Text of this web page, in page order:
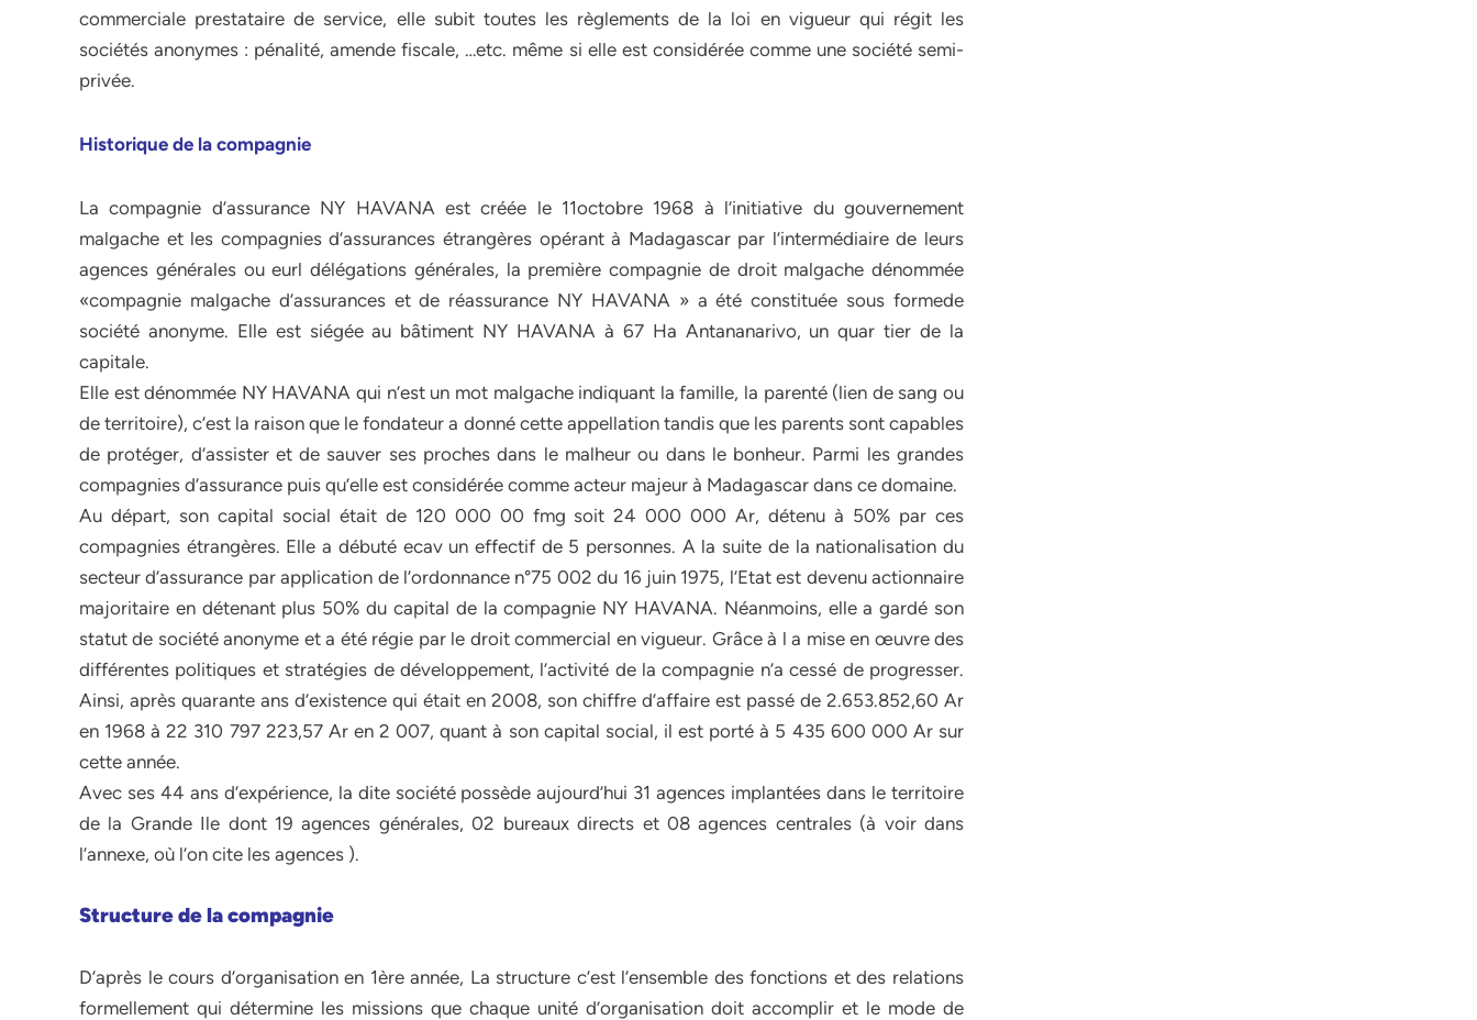
commerciale prestataire de service, elle subit toutes les règlements de la loi en vigueur qui régit les
sociétés anonymes : pénalité, amende fiscale, …etc. même si elle est considérée comme une société semi-
privée.
Historique de la compagnie
La compagnie d’assurance NY HAVANA est créée le 11octobre 1968 à l’initiative du gouvernement
malgache et les compagnies d’assurances étrangères opérant à Madagascar par l’intermédiaire de leurs
agences générales ou eurl délégations générales, la première compagnie de droit malgache dénommée
«compagnie malgache d’assurances et de réassurance NY HAVANA » a été constituée sous formede
société anonyme. Elle est siégée au bâtiment NY HAVANA à 67 Ha Antananarivo, un quar tier de la
capitale.
Elle est dénommée NY HAVANA qui n’est un mot malgache indiquant la famille, la parenté (lien de sang ou
de territoire), c’est la raison que le fondateur a donné cette appellation tandis que les parents sont capables
de protéger, d’assister et de sauver ses proches dans le malheur ou dans le bonheur. Parmi les grandes
compagnies d’assurance puis qu’elle est considérée comme acteur majeur à Madagascar dans ce domaine.
Au départ, son capital social était de 120 000 00 fmg soit 24 000 000 Ar, détenu à 50% par ces
compagnies étrangères. Elle a débuté ecav un effectif de 5 personnes. A la suite de la nationalisation du
secteur d’assurance par application de l’ordonnance n°75 002 du 16 juin 1975, l’Etat est devenu actionnaire
majoritaire en détenant plus 50% du capital de la compagnie NY HAVANA. Néanmoins, elle a gardé son
statut de société anonyme et a été régie par le droit commercial en vigueur. Grâce à l a mise en œuvre des
différentes politiques et stratégies de développement, l’activité de la compagnie n’a cessé de progresser.
Ainsi, après quarante ans d’existence qui était en 2008, son chiffre d’affaire est passé de 2.653.852,60 Ar
en 1968 à 22 310 797 223,57 Ar en 2 007, quant à son capital social, il est porté à 5 435 600 000 Ar sur
cette année.
Avec ses 44 ans d’expérience, la dite société possède aujourd’hui 31 agences implantées dans le territoire
de la Grande Ile dont 19 agences générales, 02 bureaux directs et 08 agences centrales (à voir dans
l’annexe, où l’on cite les agences ).
Structure de la compagnie
D’après le cours d’organisation en 1ère année, La structure c’est l’ensemble des fonctions et des relations
formellement qui détermine les missions que chaque unité d’organisation doit accomplir et le mode de